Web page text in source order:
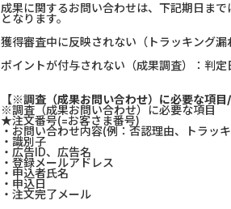
成果に関するお問い合わせは、下記期日ま
となります。
獲得審査中に反映されない（トラッキング
ポイントが付与されない（成果調査）：判
【※調査（成果お問い合わせ）に必要な項目
※調査（成果お問い合わせ）に必要な項目
★注文番号(=お客さま番号)
・お問い合わせ内容(例：否認理由、トラッ
・識別子
・広告ID、広告名
・登録メールアドレス
・申込者氏名
・申込日
・注文完了メール